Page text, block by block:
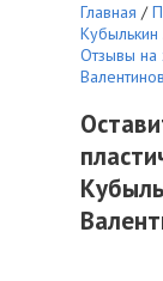
Главная /
Отзывы на